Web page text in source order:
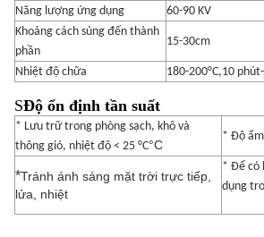
Năng lượng ứng dụng
60-90 KV
Khoảng cách súng đến thành
phần
15-30cm
Nhiệt độ chữa 180-200°C,10
SĐộ ổn định tần suất
* Lưu trữ trong phòng sạch, khô và
thông gió, nhiệt độ < 25 °C°C
* Độ
*Tránh ánh sáng mặt trời trực tiếp,
lửa, nhiệt
* Để có
dụng